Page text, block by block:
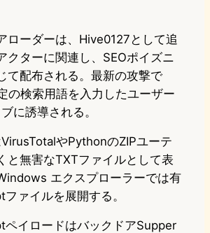
ローダーは、Hive0127として追
クターに関連し、SEOポイズニ
て配布される。最新の攻撃で
の検索用語を入力したユーザー
に誘導される。
やPythonのZIPユーテ
と無害なTXTファイルとして表
エクスプローラーでは有
ァイルを展開する。
ペイロードはバックドアSupper